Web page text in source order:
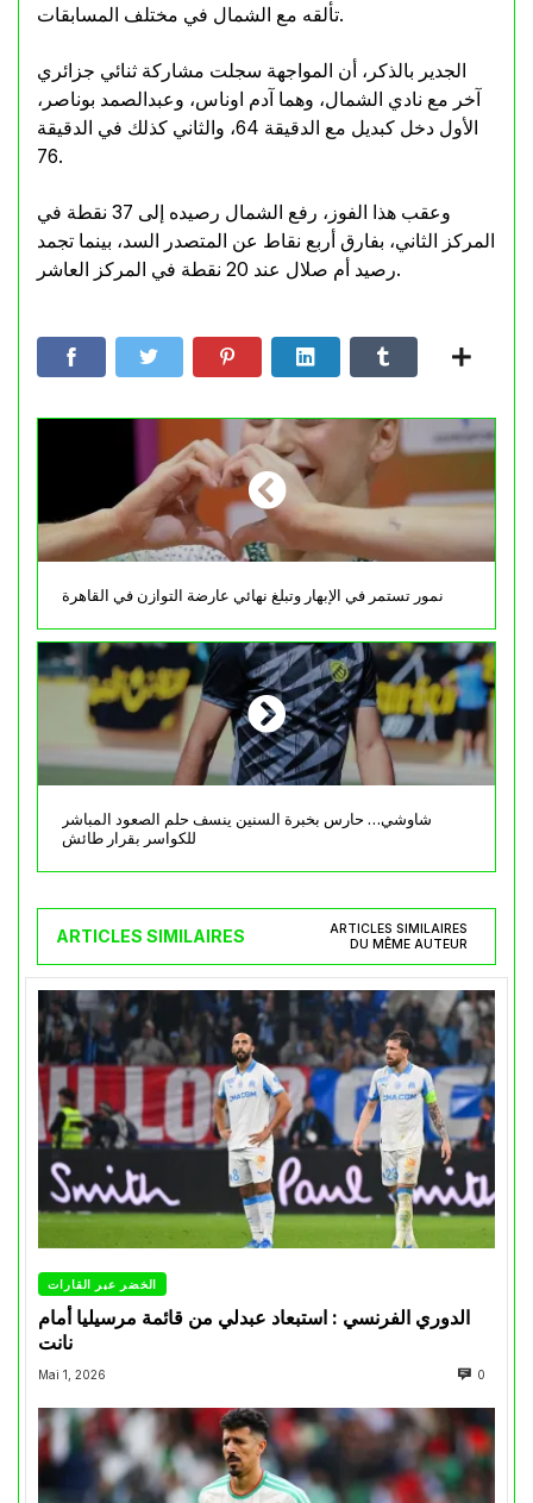
تألقه مع الشمال في مختلف المسابقات.
الجدير بالذكر، أن المواجهة سجلت مشاركة ثنائي جزائري
آخر مع نادي الشمال، وهما آدم اوناس، وعبدالصمد بوناصر،
الأول دخل كبديل مع الدقيقة 64، والثاني كذلك في الدقيقة
76.
وعقب هذا الفوز، رفع الشمال رصيده إلى 37 نقطة في
المركز الثاني، بفارق أربع نقاط عن المتصدر السد، بينما تجمد
رصيد أم صلال عند 20 نقطة في المركز العاشر.
نمور تستمر في الإبهار وتبلغ نهائي عارضة التوازن في القاهرة
شاوشي… حارس بخبرة السنين ينسف حلم الصعود المباشر
للكواسر بقرار طائش
ARTICLES SIMILAIRES
ARTICLES SIMILAIRES
DU MÊME AUTEUR
الخضر عبر القارات
الدوري الفرنسي : استبعاد عبدلي من قائمة مرسيليا أمام
نانت
Mai 1, 2026 0